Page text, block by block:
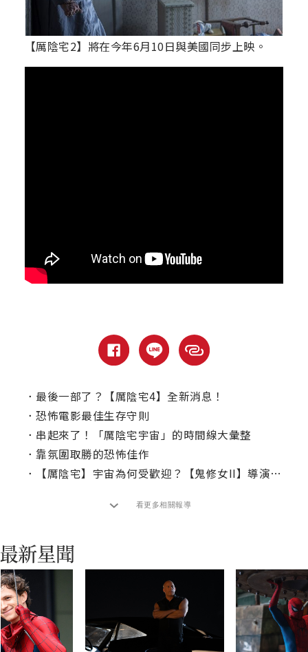
【厲陰宅2】將在今年6月10日與美國同步上映。
． 最後一部了？【厲陰宅4】全新消息！
． 恐怖電影最佳生存守則
． 串起來了！「厲陰宅宇宙」的時間線大彙整
． 靠氛圍取勝的恐怖佳作
．
【厲陰宅】宇宙為何受歡迎？【鬼修女II】導演給答案
看更多相關報導